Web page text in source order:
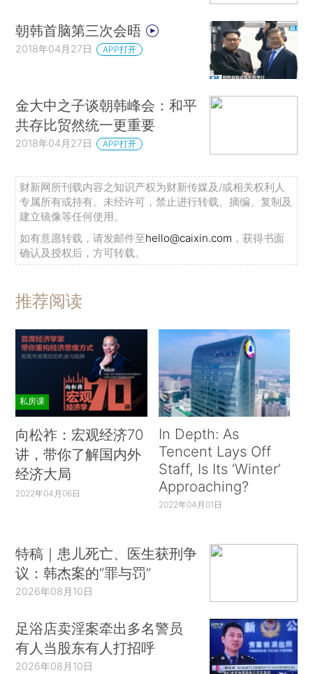
朝韩首脑第三次会晤
2018年04月27日 APP打开
金大中之子谈朝韩峰会：和平
共存比贸然统一更重要
2018年04月27日 APP打开
财新网所刊载内容之知识产权为财新传媒及/或相关权利人
专属所有或持有。未经许可，禁止进行转载、摘编、复制及
建立镜像等任何使用。
如有意愿转载，请发邮件至hello@caixin.com ，获得书面
确认及授权后，方可转载。
推荐阅读
私房课
向松祚：宏观经济70
讲，带你了解国内外
经济大局
2022年04月06日
In Depth: As
Tencent Lays Off
Staff, Is Its ‘Winter’
Approaching?
2022年04月01日
特稿｜患儿死亡、医生获刑争
议：韩杰案的“罪与罚”
2026年08月10日
足浴店卖淫案牵出多名警员
有人当股东有人打招呼
2026年08月10日